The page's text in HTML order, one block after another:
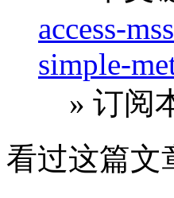
access-
simple-
» 订阅
看过这篇文